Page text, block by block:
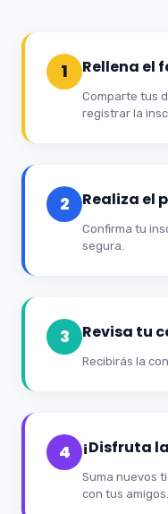
1 Rellena el
Comparte tus
registrar la
2 Realiza el
Confirma tu
segura.
3 Revisa tu
Recibirás la
4 ¡Disfruta
Suma nuevos
con tus amigos.